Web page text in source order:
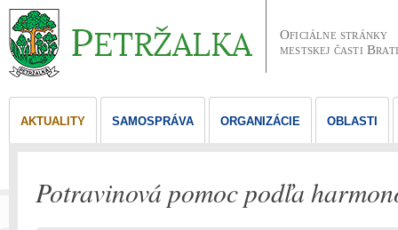
Oficiálne stránky
mestskej časti
AKTUALITY SAMOSPRÁVA ORGANIZÁCIE OBLASTI
Potravinová pomoc podľa